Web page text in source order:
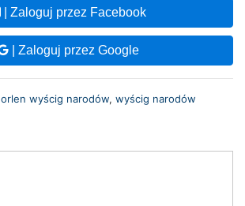
| Zaloguj przez Facebook
| Zaloguj przez Google
orlen wyścig narodów, wyścig narodów